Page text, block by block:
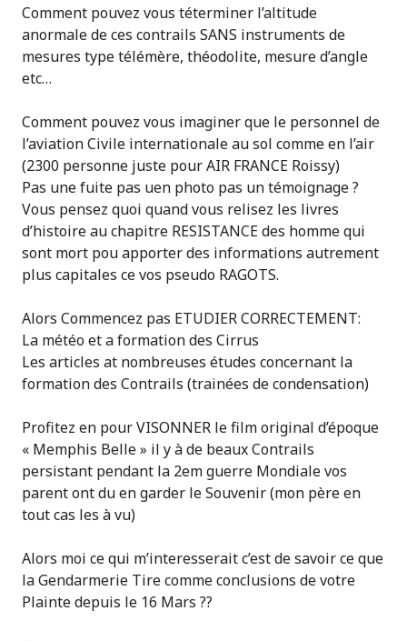
Comment pouvez vous téterminer l’altitude
anormale de ces contrails SANS instruments de
mesures type télémère, théodolite, mesure d’angle
etc…
Comment pouvez vous imaginer que le personnel de
l’aviation Civile internationale au sol comme en l’air
(2300 personne juste pour AIR FRANCE Roissy)
Pas une fuite pas uen photo pas un témoignage ?
Vous pensez quoi quand vous relisez les livres
d’histoire au chapitre RESISTANCE des homme qui
sont mort pou apporter des informations autrement
plus capitales ce vos pseudo RAGOTS.
Alors Commencez pas ETUDIER CORRECTEMENT:
La météo et a formation des Cirrus
Les articles at nombreuses études concernant la
formation des Contrails (trainées de condensation)
Profitez en pour VISONNER le film original d’époque
« Memphis Belle » il y à de beaux Contrails
persistant pendant la 2em guerre Mondiale vos
parent ont du en garder le Souvenir (mon père en
tout cas les à vu)
Alors moi ce qui m’interesserait c’est de savoir ce que
la Gendarmerie Tire comme conclusions de votre
Plainte depuis le 16 Mars ??